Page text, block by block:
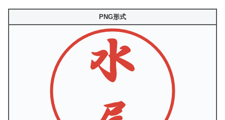
PNG形式